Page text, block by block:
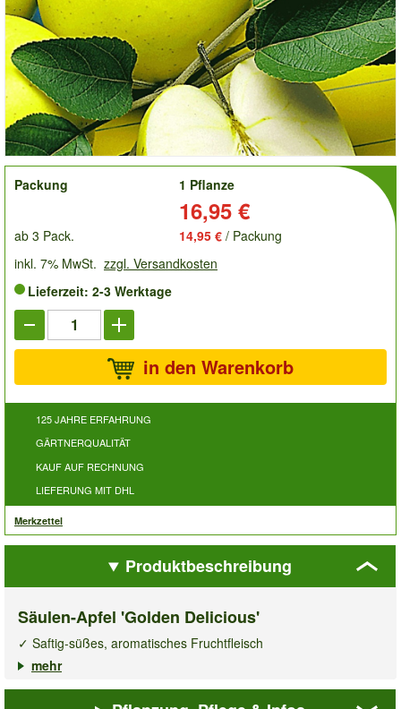
order
Packung
1 Pflanze
16,95 €
ab 3 Pack. 14,95 € / Packung
inkl. 7% MwSt. zzgl. Versandkosten
Lieferzeit: 2-3 Werktage
in den Warenkorb
125 JAHRE ERFAHRUNG
GÄRTNERQUALITÄT
KAUF AUF RECHNUNG
LIEFERUNG MIT DHL
Merkzettel
Produktbeschreibung
Säulen-Apfel 'Golden Delicious'
✓ Saftig-süßes, aromatisches Fruchtfleisch
✓ Beliebte und vielseitig verwendbare Sorte
mehr